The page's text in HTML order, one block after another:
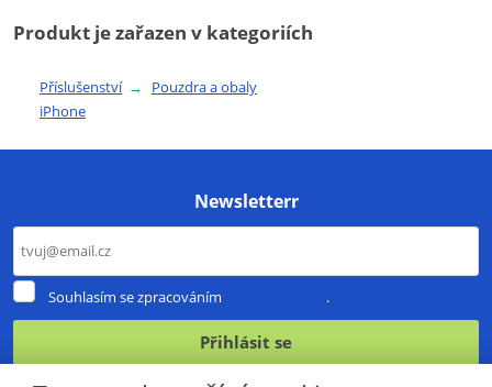
Produkt je zařazen v kategoriích
Příslušenství
Pouzdra a obaly
iPhone
Newsletterr
Souhlasím
údajů.
Souhlasím se zpracováním .
Přihlásit se
Formulář